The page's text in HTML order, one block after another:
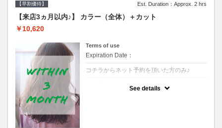
【早割優待】 Est. Duration：Approx. 2 hrs
【来店3ヵ月以内♪】 カラー（全体）＋カット
￥10,620
Terms of use
Expiration Date：
コチラからネット予約を頂いた方のみ♪
See details